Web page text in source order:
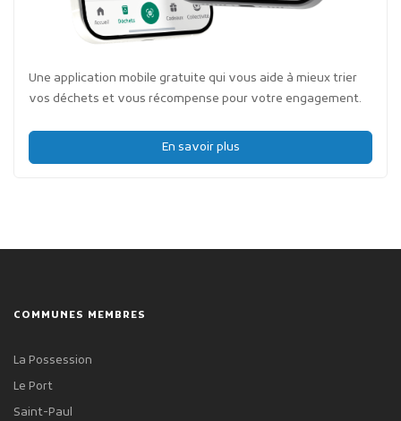
Une application mobile gratuite qui vous aide à mieux trier
vos déchets et vous récompense pour votre engagement.
En savoir plus
COMMUNES MEMBRES
La Possession
Le Port
Saint-Paul